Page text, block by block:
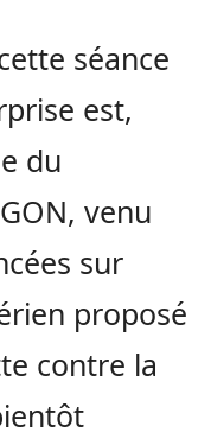
séance
est,
du
venu
sur
proposé
contre la